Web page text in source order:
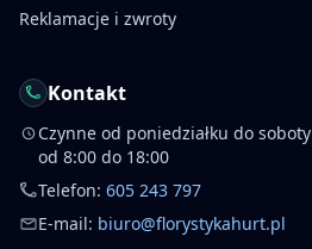
Reklamacje i zwroty
Kontakt
Czynne od poniedziałku do soboty
od 8:00 do 18:00
Telefon: 605 243 797
E-mail: biuro@florystykahurt.pl